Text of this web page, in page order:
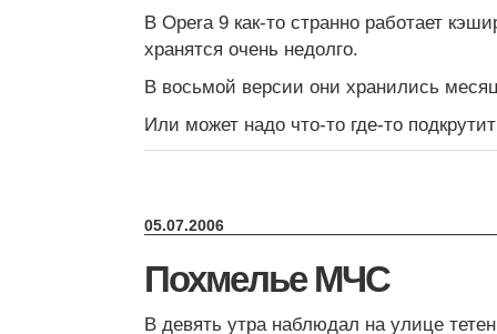
В Opera 9 как-то странно работает
хранятся очень недолго.
В восьмой версии они хранились
Или может надо что-то где-то
05.07.2006
Похмелье МЧС
В девять утра наблюдал на улице